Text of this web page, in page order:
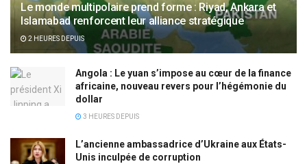
Le monde multipolaire prend forme : Riyad, Ankara et
Islamabad renforcent leur alliance stratégique
2 HEURES DEPUIS
Angola : Le yuan s’impose au cœur de la finance
africaine, nouveau revers pour l’hégémonie du
dollar
3 HEURES DEPUIS
L’ancienne ambassadrice d’Ukraine aux États-
Unis inculpée de corruption